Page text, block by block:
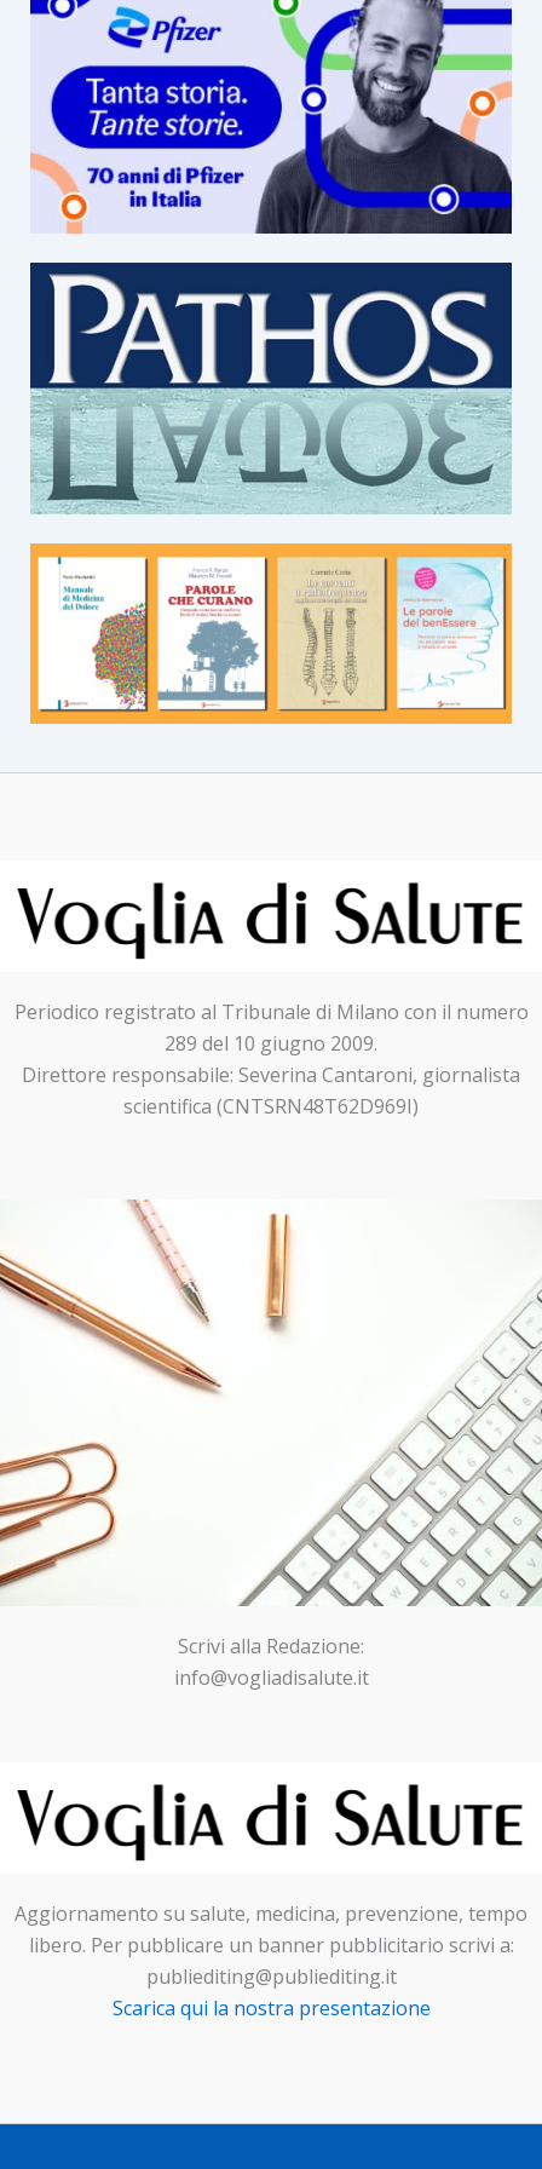
Periodico registrato al Tribunale di Milano con il numero
289 del 10 giugno 2009.
Direttore responsabile: Severina Cantaroni, giornalista
scientifica (CNTSRN48T62D969I)
Scrivi alla Redazione:
info@vogliadisalute.it
Aggiornamento su salute, medicina, prevenzione, tempo
libero. Per pubblicare un banner pubblicitario scrivi a:
publiediting@publiediting.it
Scarica qui la nostra presentazione